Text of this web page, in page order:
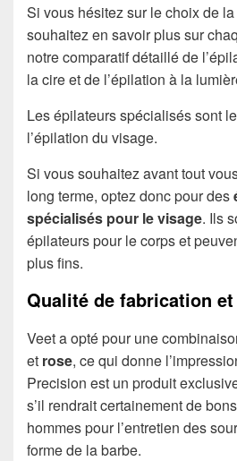
Si vous hésitez sur le choix de
souhaitez en savoir plus sur
notre comparatif détaillé de
la cire et de l’épilation à la
Les épilateurs spécialisés sont
l’épilation du visage.
Si vous souhaitez avant tout
long terme, optez donc pour des
spécialisés pour le visage. Ils
épilateurs pour le corps et
plus fins.
Qualité de fabrication
Veet a opté pour une
et rose, ce qui donne
Precision est un produit
s’il rendrait certainement de
hommes pour l’entretien des
forme de la barbe.